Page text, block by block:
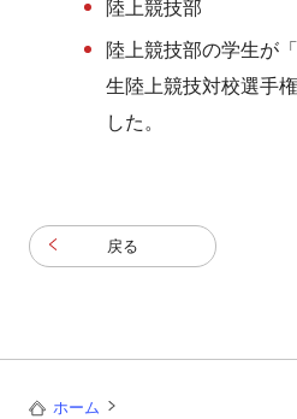
陸上競技部
陸上競技部の学生が
生陸上競技対校選手
した。
戻る
ホーム